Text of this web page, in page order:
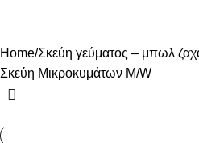
Home Σκεύη γεύματος – μπωλ
Σκεύη Μικροκυμάτων Μ/W